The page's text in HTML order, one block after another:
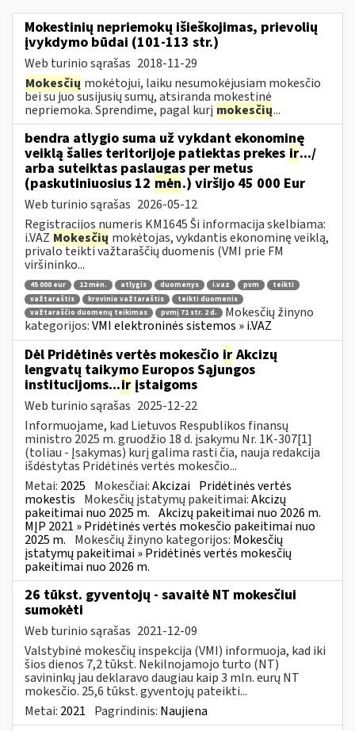
Mokestinių nepriemokų išieškojimas, prievolių
įvykdymo būdai (101-113 str.)
Web turinio sąrašas 2018-11-29
Mokesčių mokėtojui, laiku nesumokėjusiam mokesčio
bei su juo susijusių sumų, atsiranda mokestinė
nepriemoka. Sprendime, pagal kurį mokesčių...
bendra atlygio suma už vykdant ekonominę
veiklą šalies teritorijoje patiektas prekes ir.../
arba suteiktas paslaugas per metus
(paskutiniuosius 12 mėn.) viršijo 45 000 Eur
Web turinio sąrašas 2026-05-12
Registracijos numeris KM1645 Ši informacija skelbiama:
i.VAZ Mokesčių mokėtojas, vykdantis ekonominę veiklą,
privalo teikti važtaraščių duomenis (VMI prie FM
viršininko...
45 000 eur 12 mėn. atlygis duomenys i.vaz pvm
teikti
važtaraštis
krovinio važtaraštis
teikti duomenis
važtaraščio duomenų teikimas
pvmį 71 str. 2 d.
Mokesčių žinyno
kategorijos:VMI elektroninės sistemos » i.VAZ
Dėl Pridėtinės vertės mokesčio ir Akcizų
lengvatų taikymo Europos Sąjungos
institucijoms...ir įstaigoms
Web turinio sąrašas 2025-12-22
Informuojame, kad Lietuvos Respublikos finansų
ministro 2025 m. gruodžio 18 d. įsakymu Nr. 1K-307[1]
(toliau - Įsakymas) kurį galima rasti čia, nauja redakcija
išdėstytas Pridėtinės vertės mokesčio...
Metai: 2025 Mokesčiai:Akcizai Pridėtinės vertės
mokestis Mokesčių įstatymų pakeitimai:Akcizų
pakeitimai nuo 2025 m. Akcizų pakeitimai nuo 2026 m.
MĮP 2021 » Pridėtinės vertės mokesčio pakeitimai nuo
2025 m. Mokesčių žinyno kategorijos: Mokesčių
įstatymų pakeitimai » Pridėtinės vertės mokesčių
pakeitimai nuo 2026 m.
26 tūkst. gyventojų - savaitė NT mokesčiui
sumokėti
Web turinio sąrašas 2021-12-09
Valstybinė mokesčių inspekcija (VMI) informuoja, kad iki
šios dienos 7,2 tūkst. Nekilnojamojo turto (NT)
savininkų jau deklaravo daugiau kaip 3 mln. eurų NT
mokesčio. 25,6 tūkst. gyventojų pateikti...
Metai: 2021 Pagrindinis: Naujiena